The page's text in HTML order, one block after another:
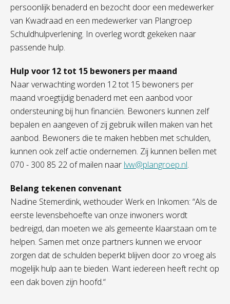
persoonlijk benaderd en bezocht door een medewerker
van Kwadraad en een medewerker van Plangroep
Schuldhulpverlening. In overleg wordt gekeken naar
passende hulp.
Hulp voor 12 tot 15 bewoners per maand
Naar verwachting worden 12 tot 15 bewoners per
maand vroegtijdig benaderd met een aanbod voor
ondersteuning bij hun financiën. Bewoners kunnen zelf
bepalen en aangeven of zij gebruik willen maken van het
aanbod. Bewoners die te maken hebben met schulden,
kunnen ook zelf actie ondernemen. Zij kunnen bellen met
070 - 300 85 22 of mailen naar lvw@plangroep.nl.
Belang tekenen convenant
Nadine Stemerdink, wethouder Werk en Inkomen: “Als de
eerste levensbehoefte van onze inwoners wordt
bedreigd, dan moeten we als gemeente klaarstaan om te
helpen. Samen met onze partners kunnen we ervoor
zorgen dat de schulden beperkt blijven door zo vroeg als
mogelijk hulp aan te bieden. Want iedereen heeft recht op
een dak boven zijn hoofd.“